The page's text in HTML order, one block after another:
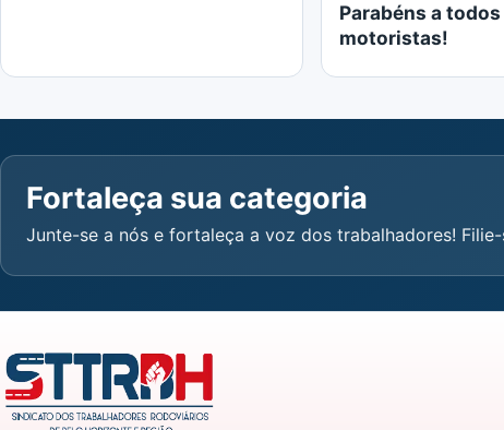
Parabéns a todos
motoristas!
Fortaleça sua categoria
Junte-se a nós e fortaleça a voz dos trabalhadores!